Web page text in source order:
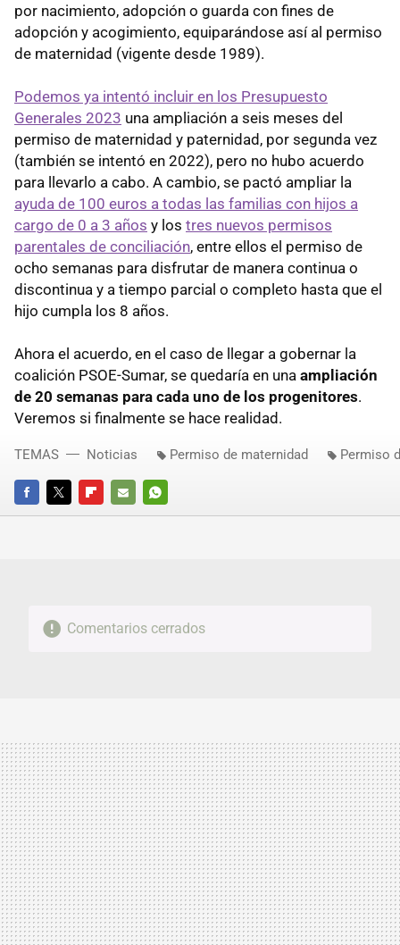
por nacimiento, adopción o guarda con fines de
adopción y acogimiento, equiparándose así al permiso
de maternidad (vigente desde 1989).
Podemos ya intentó incluir en los Presupuesto
Generales 2023 una ampliación a seis meses del
permiso de maternidad y paternidad, por segunda vez
(también se intentó en 2022), pero no hubo acuerdo
para llevarlo a cabo. A cambio, se pactó ampliar la
ayuda de 100 euros a todas las familias con hijos a
cargo de 0 a 3 años y los tres nuevos permisos
parentales de conciliación, entre ellos el permiso de
ocho semanas para disfrutar de manera continua o
discontinua y a tiempo parcial o completo hasta que el
hijo cumpla los 8 años.
Ahora el acuerdo, en el caso de llegar a gobernar la
coalición PSOE-Sumar, se quedaría en una ampliación
de 20 semanas para cada uno de los progenitores.
Veremos si finalmente se hace realidad.
FACEBOOKTWITTERFLIPBOARD
E-
WHATSAPP
TEMAS Noticias Permiso de maternidad Permiso
Comentarios cerrados